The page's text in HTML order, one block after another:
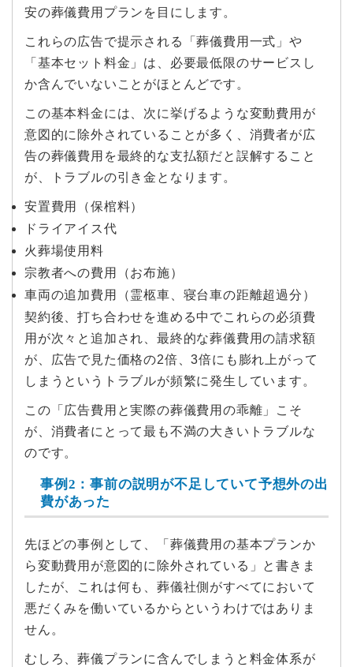
安の葬儀費用プランを目にします。
これらの広告で提示される「葬儀費用一式」や
「基本セット料金」は、必要最低限のサービスし
か含んでいないことがほとんどです。
この基本料金には、次に挙げるような変動費用が
意図的に除外されていることが多く、消費者が広
告の葬儀費用を最終的な支払額だと誤解すること
が、トラブルの引き金となります。
安置費用（保棺料）
ドライアイス代
火葬場使用料
宗教者への費用（お布施）
車両の追加費用（霊柩車、寝台車の距離超過分）
契約後、打ち合わせを進める中でこれらの必須費
用が次々と追加され、最終的な葬儀費用の請求額
が、広告で見た価格の2倍、3倍にも膨れ上がって
しまうというトラブルが頻繁に発生しています。
この「広告費用と実際の葬儀費用の乖離」こそ
が、消費者にとって最も不満の大きいトラブルな
のです。
事例2：事前の説明が不足していて予想外の出
費があった
先ほどの事例として、「葬儀費用の基本プランか
ら変動費用が意図的に除外されている」と書きま
したが、これは何も、葬儀社側がすべてにおいて
悪だくみを働いているからというわけではありま
せん。
むしろ、葬儀プランに含んでしまうと料金体系が